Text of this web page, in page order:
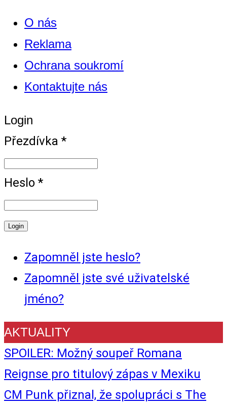
O nás
Reklama
Ochrana soukromí
Kontaktujte nás
Login
Přezdívka *
Heslo *
Zapomněl jste heslo?
Zapomněl jste své uživatelské
jméno?
AKTUALITY
SPOILER: Možný soupeř Romana
Reignse pro titulový zápas v Mexiku
CM Punk přiznal, že spolupráci s The